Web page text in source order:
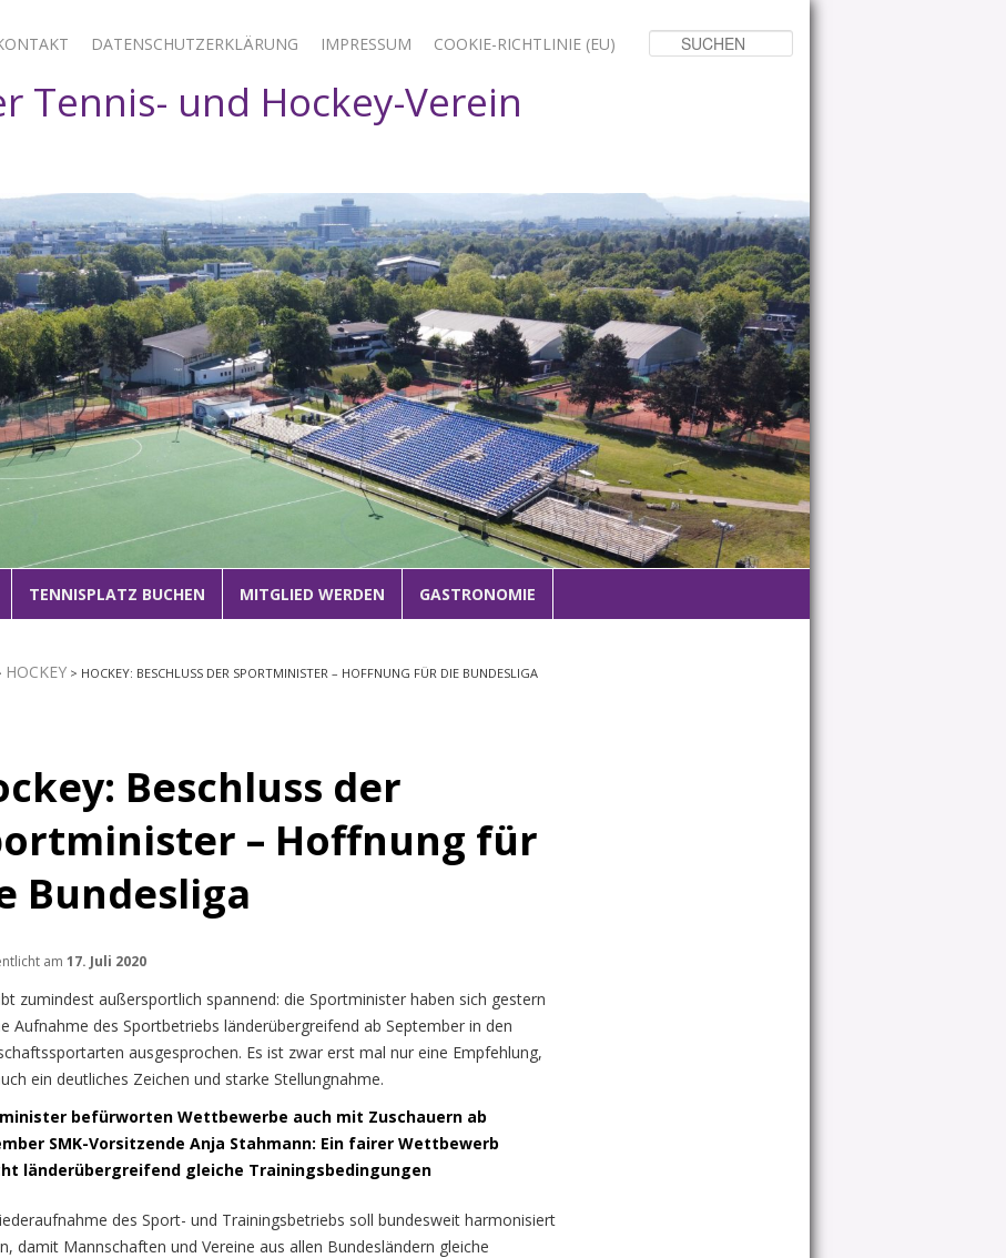
DATENSCHUTZERKLÄRUNG IMPRESSUM COOKIE-RICHTLINIE (EU)
Tennis- und Hockey-Verein
1 2 3
TENNISPLATZ BUCHEN MITGLIED WERDEN GASTRONOMIE
HOCKEY > HOCKEY: BESCHLUSS DER SPORTMINISTER – HOFFNUNG FÜR DIE BUNDESLIGA
Beschluss der
– Hoffnung für
Bundesliga
am17. Juli 2020
zumindest außersportlich spannend: die Sportminister haben sich gestern
Aufnahme des Sportbetriebs länderübergreifend ab September in den
ausgesprochen. Es ist zwar erst mal nur eine Empfehlung,
ein deutliches Zeichen und starke Stellungnahme.
befürworten Wettbewerbe auch mit Zuschauern ab
SMK-Vorsitzende Anja Stahmann: Ein fairer Wettbewerb
länderübergreifend gleiche Trainingsbedingungen
des Sport- und Trainingsbetriebs soll bundesweit harmonisiert
damit Mannschaften und Vereine aus allen Bundesländern gleiche